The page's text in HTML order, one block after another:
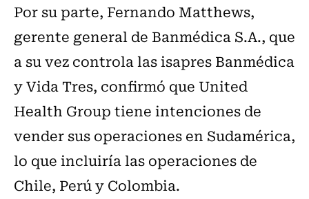
Por su parte, Fernando Matthews,
gerente general de Banmédica S.A., que
a su vez controla las isapres Banmédica
y Vida Tres, confirmó que United
Health Group tiene intenciones de
vender sus operaciones en Sudamérica,
lo que incluiría las operaciones de
Chile, Perú y Colombia.